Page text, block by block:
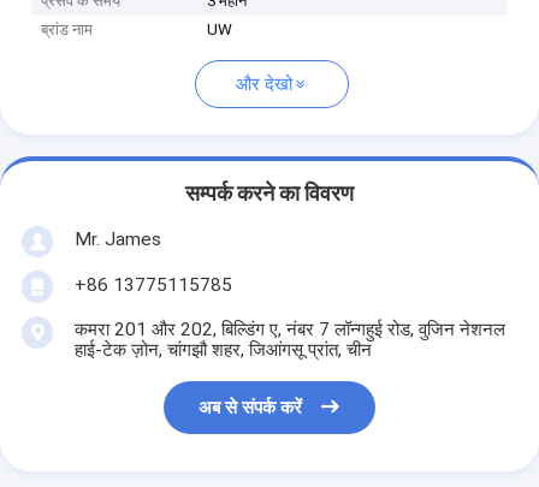
ब्रांड नाम
UW
और देखो
सम्पर्क करने का विवरण
Mr. James
+86 13775115785
कमरा 201 और 202, बिल्डिंग ए, नंबर 7 लॉन्गहुई रोड, वुजिन नेशनल
हाई-टेक ज़ोन, चांगझौ शहर, जिआंगसू प्रांत, चीन
अब से संपर्क करें